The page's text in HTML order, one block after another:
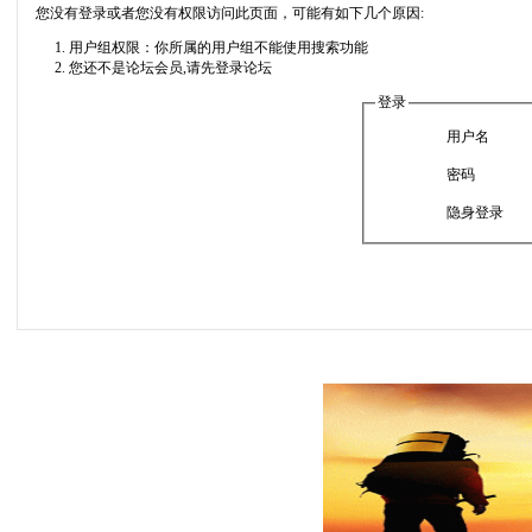
您没有登录或者您没有权限访问此页面，可能有如下几个原因:
用户组权限：你所属的用户组不能使用搜索功能
您还不是论坛会员,请先登录论坛
登录
用户名
密码
隐身登录